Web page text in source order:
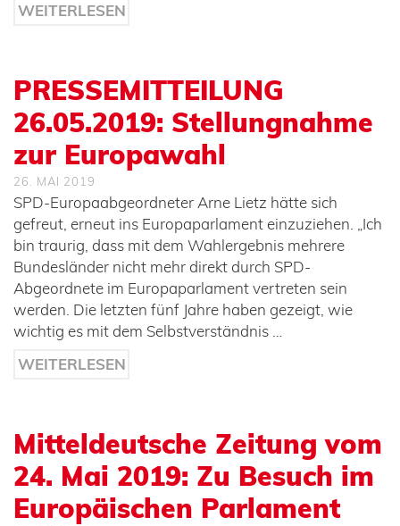
WEITERLESEN
PRESSEMITTEILUNG
26.05.2019: Stellungnahme
zur Europawahl
26. MAI 2019
SPD-Europaabgeordneter Arne Lietz hätte sich
gefreut, erneut ins Europaparlament einzuziehen. „Ich
bin traurig, dass mit dem Wahlergebnis mehrere
Bundesländer nicht mehr direkt durch SPD-
Abgeordnete im Europaparlament vertreten sein
werden. Die letzten fünf Jahre haben gezeigt, wie
wichtig es mit dem Selbstverständnis …
WEITERLESEN
Mitteldeutsche Zeitung vom
24. Mai 2019: Zu Besuch im
Europäischen Parlament